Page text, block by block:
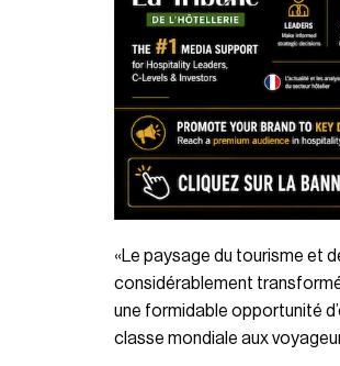
«Le paysage du tourisme et
considérablement
une formidable opportunité
classe mondiale aux